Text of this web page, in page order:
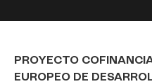
PROYECTO
EUROPEO DE